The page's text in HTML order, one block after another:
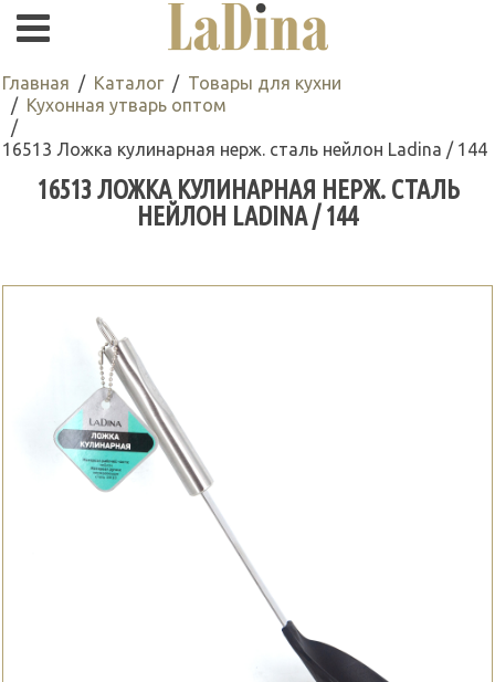
Главная Каталог
Товары для кухни
Кухонная утварь оптом
16513 Ложка кулинарная нерж. сталь нейлон Ladina / 144
16513 ЛОЖКА КУЛИНАРНАЯ НЕРЖ. СТАЛЬ
НЕЙЛОН LADINA / 144